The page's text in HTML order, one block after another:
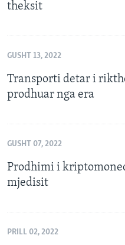
theksit
GUSHT 13, 2022
Transporti detar i
prodhuar nga era
GUSHT 07, 2022
Prodhimi i
mjedisit
PRILL 02, 2022